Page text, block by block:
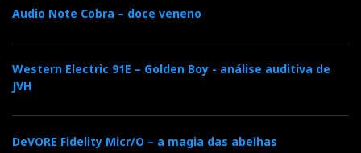
Audio Note Cobra – doce veneno
Western Electric 91E – Golden Boy - análise auditiva de
JVH
DeVORE Fidelity Micr/O – a magia das abelhas